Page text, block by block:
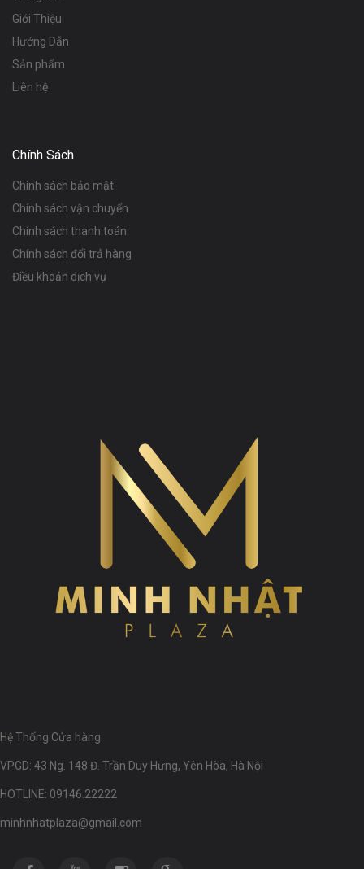
Giới Thiệu
Hướng Dẫn
Sản phẩm
Liên hệ
Chính Sách
Chính sách bảo mật
Chính sách vận chuyển
Chính sách thanh toán
Chính sách đổi trả hàng
Điều khoản dịch vụ
Hệ Thống Cửa hàng
VPGD: 43 Ng. 148 Đ. Trần Duy Hưng, Yên Hòa, Hà Nội
HOTLINE: 09146.22222
minhnhatplaza@gmail.com